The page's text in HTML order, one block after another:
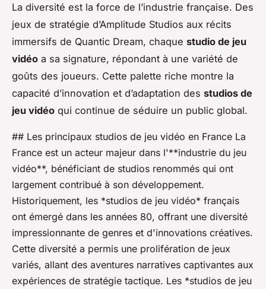
La diversité est la force de l’industrie française. Des
jeux de stratégie d’Amplitude Studios aux récits
immersifs de Quantic Dream, chaque studio de jeu
vidéo a sa signature, répondant à une variété de
goûts des joueurs. Cette palette riche montre la
capacité d’innovation et d’adaptation des studios de
jeu vidéo qui continue de séduire un public global.
## Les principaux studios de jeu vidéo en France La
France est un acteur majeur dans l'**industrie du jeu
vidéo**, bénéficiant de studios renommés qui ont
largement contribué à son développement.
Historiquement, les *studios de jeu vidéo* français
ont émergé dans les années 80, offrant une diversité
impressionnante de genres et d'innovations créatives.
Cette diversité a permis une prolifération de jeux
variés, allant des aventures narratives captivantes aux
expériences de stratégie tactique. Les *studios de jeu